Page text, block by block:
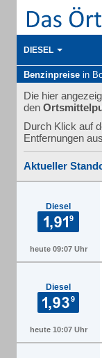
DIESEL
Benzinpreise in
Die hier
den
Durch Klick auf
Entfernungen
Aktueller
Diesel
heute 09:07 Uhr
Diesel
heute 10:07 Uhr